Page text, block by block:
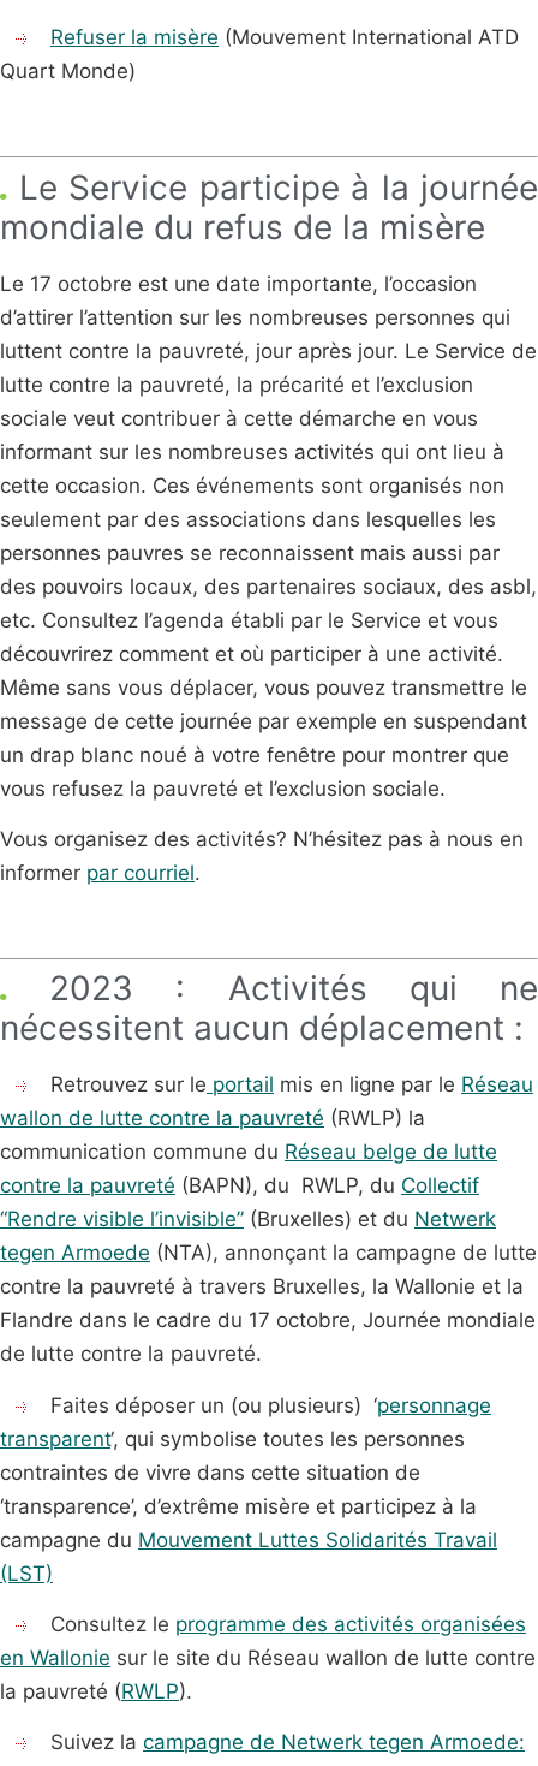
Refuser la misère (Mouvement International ATD
Quart Monde)
Le Service participe à la journée
mondiale du refus de la misère
Le 17 octobre est une date importante, l’occasion
d’attirer l’attention sur les nombreuses personnes qui
luttent contre la pauvreté, jour après jour. Le Service de
lutte contre la pauvreté, la précarité et l’exclusion
sociale veut contribuer à cette démarche en vous
informant sur les nombreuses activités qui ont lieu à
cette occasion. Ces événements sont organisés non
seulement par des associations dans lesquelles les
personnes pauvres se reconnaissent mais aussi par
des pouvoirs locaux, des partenaires sociaux, des asbl,
etc. Consultez l’agenda établi par le Service et vous
découvrirez comment et où participer à une activité.
Même sans vous déplacer, vous pouvez transmettre le
message de cette journée par exemple en suspendant
un drap blanc noué à votre fenêtre pour montrer que
vous refusez la pauvreté et l’exclusion sociale.
Vous organisez des activités? N’hésitez pas à nous en
informer par courriel.
2023 : Activités qui ne
nécessitent aucun déplacement :
Retrouvez sur le portail mis en ligne par le Réseau
wallon de lutte contre la pauvreté (RWLP) la
communication commune du Réseau belge de lutte
contre la pauvreté (BAPN), du RWLP, du Collectif
“Rendre visible l’invisible” (Bruxelles) et du Netwerk
tegen Armoede (NTA), annonçant la campagne de lutte
contre la pauvreté à travers Bruxelles, la Wallonie et la
Flandre dans le cadre du 17 octobre, Journée mondiale
de lutte contre la pauvreté.
Faites déposer un (ou plusieurs) ‘personnage
transparent‘, qui symbolise toutes les personnes
contraintes de vivre dans cette situation de
‘transparence’, d’extrême misère et participez à la
campagne du Mouvement Luttes Solidarités Travail
(LST)
Consultez le programme des activités organisées
en Wallonie sur le site du Réseau wallon de lutte contre
la pauvreté (RWLP).
Suivez la campagne de Netwerk tegen Armoede: